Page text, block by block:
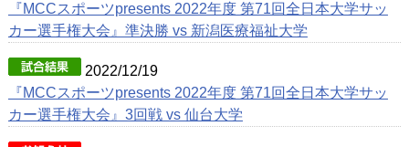
『MCCスポーツpresents 2022年度 第71回全日本大学サッ
カー選手権大会』準決勝 vs 新潟医療福祉大学
2022/12/19
『MCCスポーツpresents 2022年度 第71回全日本大学サッ
カー選手権大会』3回戦 vs 仙台大学